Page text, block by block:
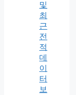
및
최
근
전
적
데
이
터
보